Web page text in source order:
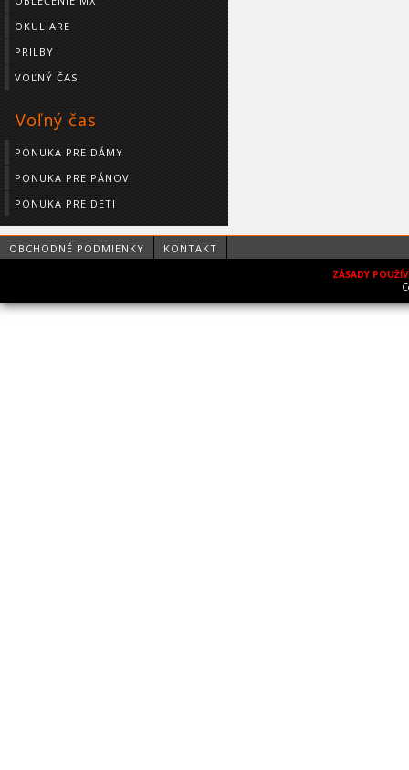
OKULIARE
PRILBY
VOĽNÝ ČAS
Voľný čas
PONUKA PRE DÁMY
PONUKA PRE PÁNOV
PONUKA PRE DETI
OBCHODNÉ PODMIENKY KONTAKT
ZÁSADY